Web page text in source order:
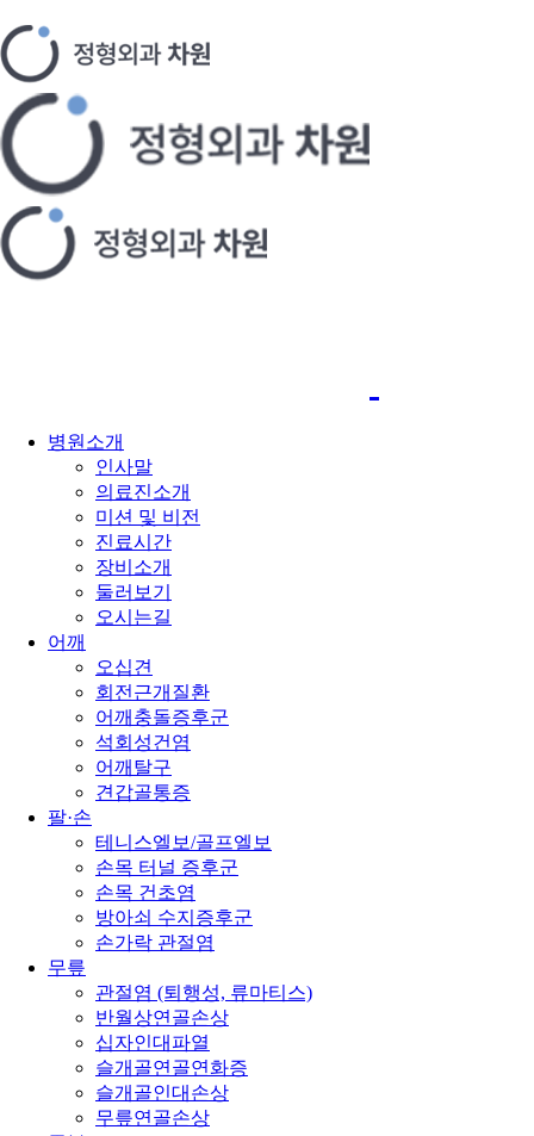
병원소개
인사말
의료진소개
미션 및 비전
진료시간
장비소개
둘러보기
오시는길
어깨
오십견
회전근개질환
어깨충돌증후군
석회성건염
어깨탈구
견갑골통증
팔·손
테니스엘보/골프엘보
손목 터널 증후군
손목 건초염
방아쇠 수지증후군
손가락 관절염
무릎
관절염 (퇴행성, 류마티스)
반월상연골손상
십자인대파열
슬개골연골연화증
슬개골인대손상
무릎연골손상